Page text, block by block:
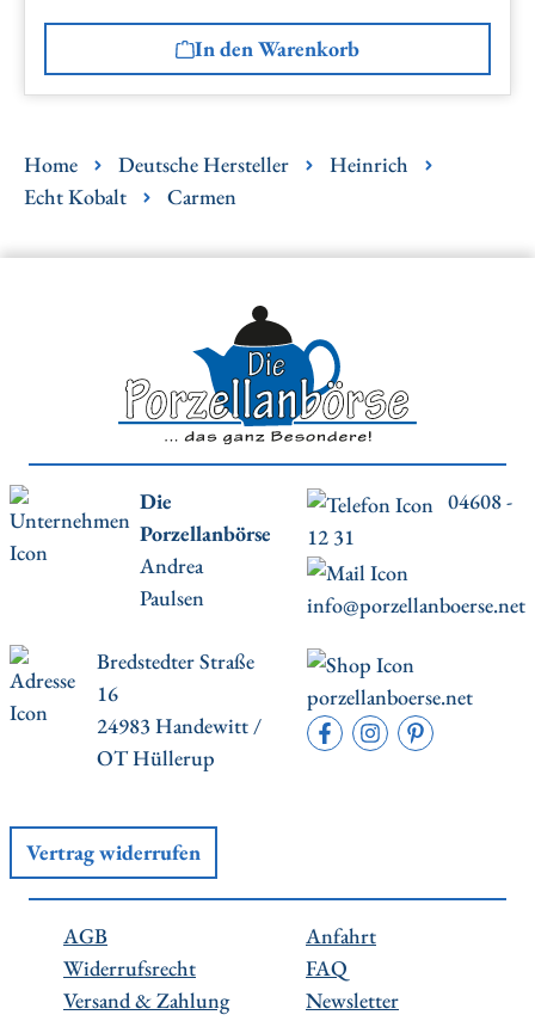
In den Warenkorb
Home Deutsche Hersteller
Heinrich
Echt Kobalt
Carmen
Die
Porzellanbörse
Andrea
Paulsen
04608 -
12 31
info@porzellanboerse.net
Bredstedter Straße
16
24983 Handewitt /
OT Hüllerup
porzellanboerse.net
Vertrag widerrufen
AGB
Widerrufsrecht
Versand & Zahlung
Anfahrt
FAQ
Newsletter